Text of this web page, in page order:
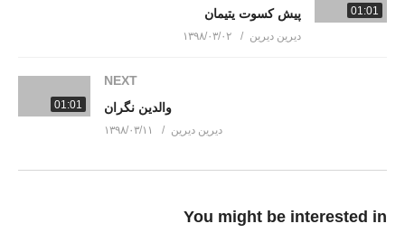
01:01
پیش کسوت یتیمان
دیرین دیرین ۱۳۹۸/۰۳/۰۲
01:01
NEXT
والدین نگران
دیرین دیرین ۱۳۹۸/۰۳/۱۱
You might be interested in